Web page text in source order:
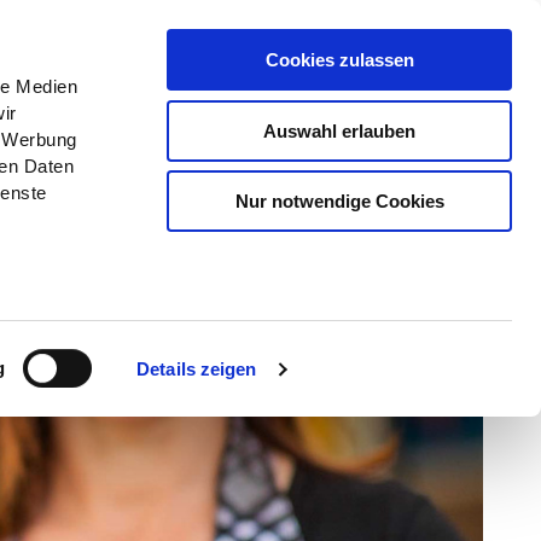
Medien
Daten
Details zeigen
Cookies zulassen
Auswahl erlauben
Nur notwendige Cookies
Erlebnisse Buchen